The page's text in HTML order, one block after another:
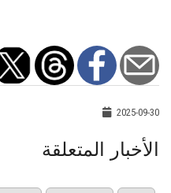
2025-09-30
الأخبار المتعلقة